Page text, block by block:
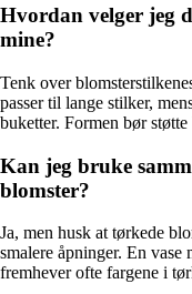
Hvordan velger jeg
mine?
Tenk over
passer til lange stilker,
buketter. Formen bør
Kan jeg bruke
blomster?
Ja, men husk at tørkede
smalere åpninger. En
fremhever ofte fargene i